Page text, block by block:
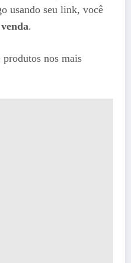
usando seu link, você
.
nos mais